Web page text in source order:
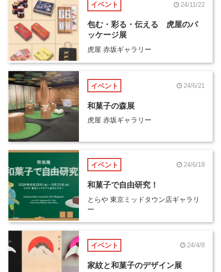
イベント 24/11/22
包む・彩る・伝える 虎屋のパ
ッケージ展
虎屋 赤坂ギャラリー
イベント 24/6/21
和菓子の森展
虎屋 赤坂ギャラリー
イベント 24/6/19
和菓子で自由研究！
とらや 東京ミッドタウン店ギャラリ
ー
イベント 24/4/8
家紋と和菓子のデザイン展